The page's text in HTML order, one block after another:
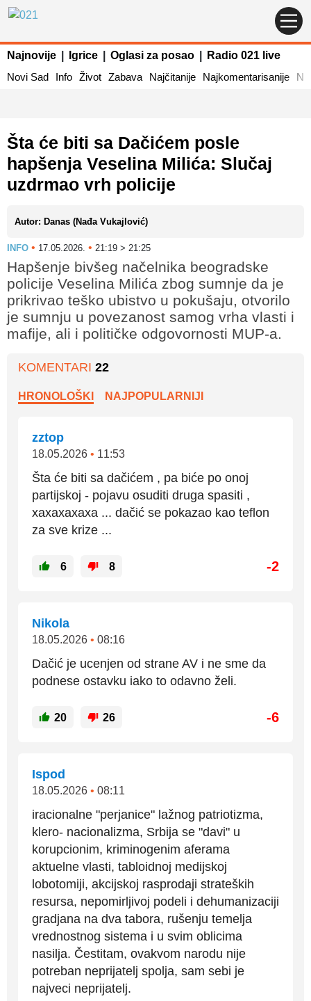
Najnovije Igrice Oglasi za posao
Radio 021 live
Novi Sad
Info Život Zabava Najčitanije Najkomentarisanije
Šta će biti sa Dačićem posle
hapšenja Veselina Milića: Slučaj
uzdrmao vrh policije
Autor: Danas (Nađa Vukajlović)
INFO • 17.05.2026. • 21:19 > 21:25
Hapšenje bivšeg načelnika beogradske
policije Veselina Milića zbog sumnje da je
prikrivao teško ubistvo u pokušaju, otvorilo
je sumnju u povezanost samog vrha vlasti i
mafije, ali i političke odgovornosti MUP-a.
KOMENTARI 22
HRONOLOŠKI NAJPOPULARNIJI
zztop
18.05.2026 • 11:53
Šta će biti sa dačićem , pa biće po onoj
partijskoj - pojavu osuditi druga spasiti ,
xaxaxaxaxa ... dačić se pokazao kao teflon
za sve krize ...
6 8 -2
Nikola
18.05.2026 • 08:16
Dačić je ucenjen od strane AV i ne sme da
podnese ostavku iako to odavno želi.
20 26 -6
Ispod
18.05.2026 • 08:11
iracionalne "perjanice" lažnog patriotizma,
klero- nacionalizma, Srbija se "davi" u
korupcionim, kriminogenim aferama
aktuelne vlasti, tabloidnoj medijskoj
lobotomiji, akcijskoj rasprodaji strateških
resursa, nepomirljivoj podeli i dehumanizaciji
gradjana na dva tabora, rušenju temelja
vrednostnog sistema i u svim oblicima
nasilja. Čestitam, ovakvom narodu nije
potreban neprijatelj spolja, sam sebi je
najveci neprijatelj.